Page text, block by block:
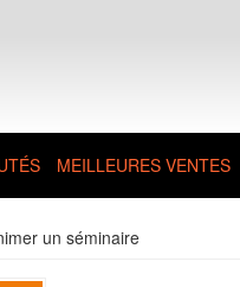
MEILLEURES VENTES
un séminaire